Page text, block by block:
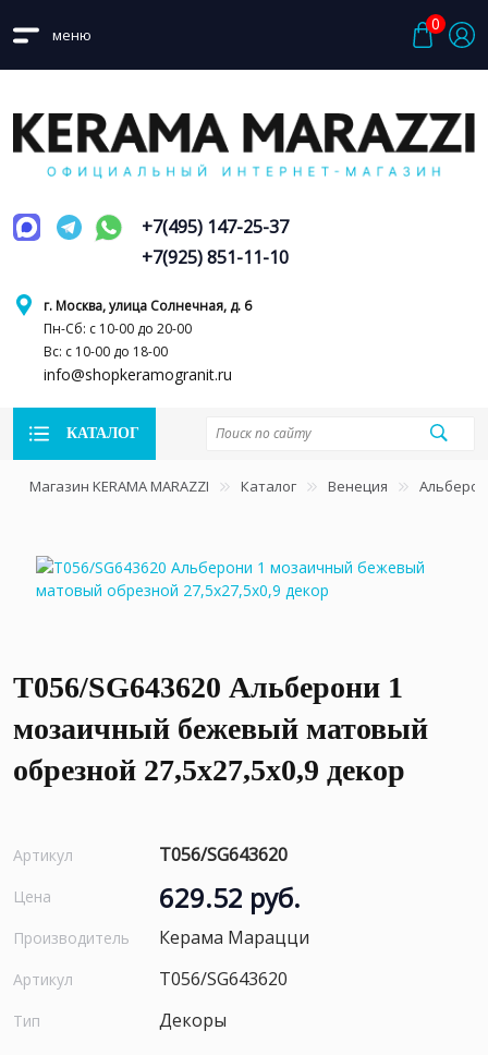
меню
0
г. Москва, улица Солнечная, д. 6
Пн-Сб: с 10-00 до 20-00
Вс: с 10-00 до 18-00
info@shopkeramogranit.ru
+7(495) 147-25-37
+7(925) 851-11-10
КАТАЛОГ
Магазин KERAMA MARAZZI Каталог Венеция
T056/SG643620 Альберони 1
мозаичный бежевый матовый
обрезной 27,5x27,5x0,9 декор
Артикул T056/SG643620
Цена 629.52 руб.
Производитель Керама Марацци
Артикул T056/SG643620
Тип Декоры